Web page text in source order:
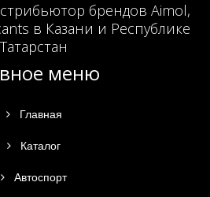
брендов Aimol,
в Казани и Республике
Татарстан
меню
Главная
Каталог
Автоспорт